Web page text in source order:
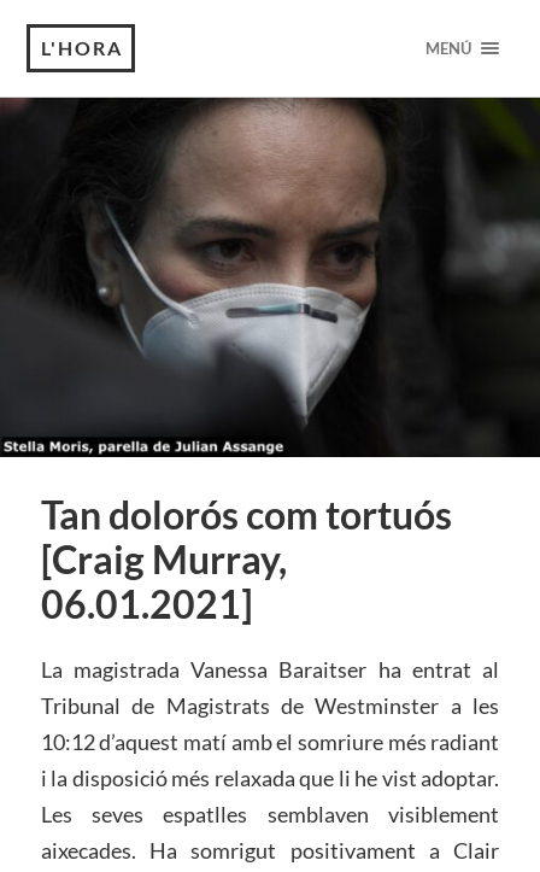
L'HORA MENÚ
Tan dolorós com tortuós
[Craig Murray,
06.01.2021]
La magistrada Vanessa Baraitser ha entrat al
Tribunal de Magistrats de Westminster a les
10:12 d’aquest matí amb el somriure més radiant
i la disposició més relaxada que li he vist adoptar.
Les seves espatlles semblaven visiblement
aixecades. Ha somrigut positivament a Clair